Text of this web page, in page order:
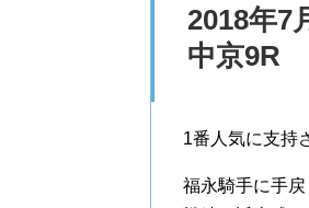
2018年7
中京9R
1番人気に支持
福永騎手に手